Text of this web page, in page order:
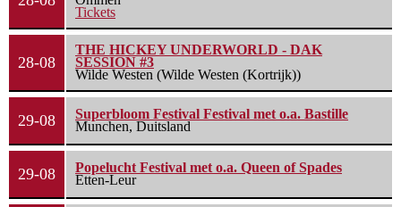
Tickets
28-08
THE HICKEY UNDERWORLD - DAK
SESSION #3
Wilde Westen (Wilde Westen (Kortrijk))
29-08
Superbloom Festival Festival met o.a. Bastille
Munchen, Duitsland
29-08
Popelucht Festival met o.a. Queen of Spades
Etten-Leur